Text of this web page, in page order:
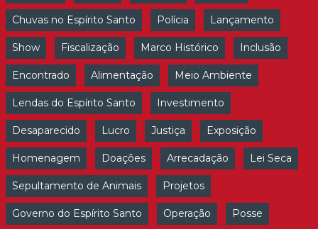
Chuvas no Espírito Santo Polícia Lançamento
Show Fiscalização Marco Histórico Inclusão
Encontrado Alimentação Meio Ambiente
Lendas do Espírito Santo Investimento
Desaparecido Lucro Justiça Exposição
Homenagem Doações Arrecadação Lei Seca
Sepultamento de Animais Projetos
Governo do Espírito Santo Operação Posse